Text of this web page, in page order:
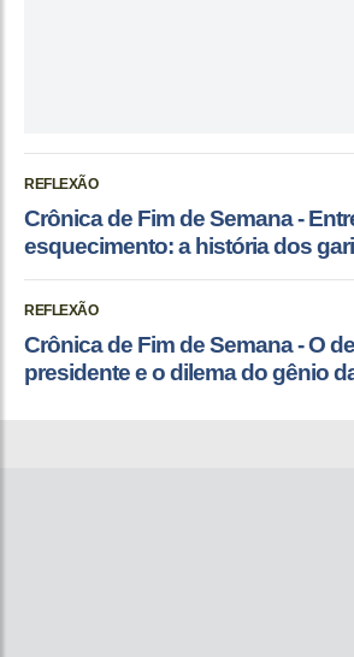
REFLEXÃO
Crônica de Fim de Semana -
esquecimento: a história dos
REFLEXÃO
Crônica de Fim de Semana - O
presidente e o dilema do gênio